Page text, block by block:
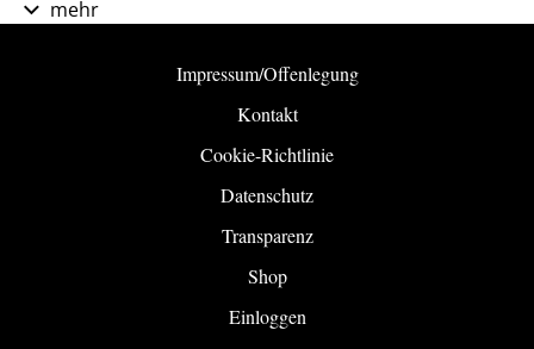
mehr
Impressum/Offenlegung
Kontakt
Cookie-Richtlinie
Datenschutz
Transparenz
Shop
Einloggen